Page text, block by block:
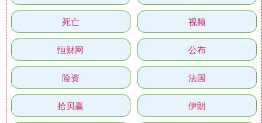
死亡 视频
恒财网 公布
险资 法国
拾贝赢 伊朗